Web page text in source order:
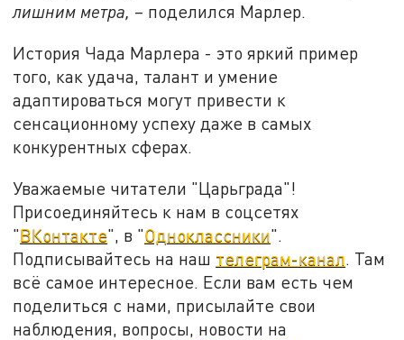
лишним метра, – поделился Марлер.
История Чада Марлера - это яркий пример
того, как удача, талант и умение
адаптироваться могут привести к
сенсационному успеху даже в самых
конкурентных сферах.
Уважаемые читатели "Царьграда"!
Присоединяйтесь к нам в соцсетях
"ВКонтакте", в "Одноклассники".
Подписывайтесь на наш телеграм-канал . Там
всё самое интересное. Если вам есть чем
поделиться с нами, присылайте свои
наблюдения, вопросы, новости на